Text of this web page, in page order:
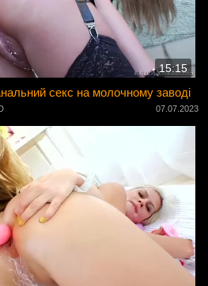
15:15
секс на молочному заводі
07.07.2023